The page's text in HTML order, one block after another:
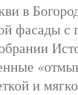
в
фасады
и